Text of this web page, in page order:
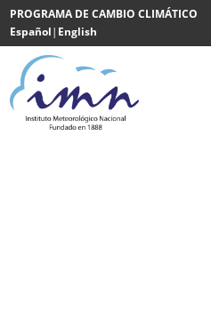
Saltar al contenido
PROGRAMA DE CAMBIO CLIMÁTICO
Español| English
Powered
by
Translate